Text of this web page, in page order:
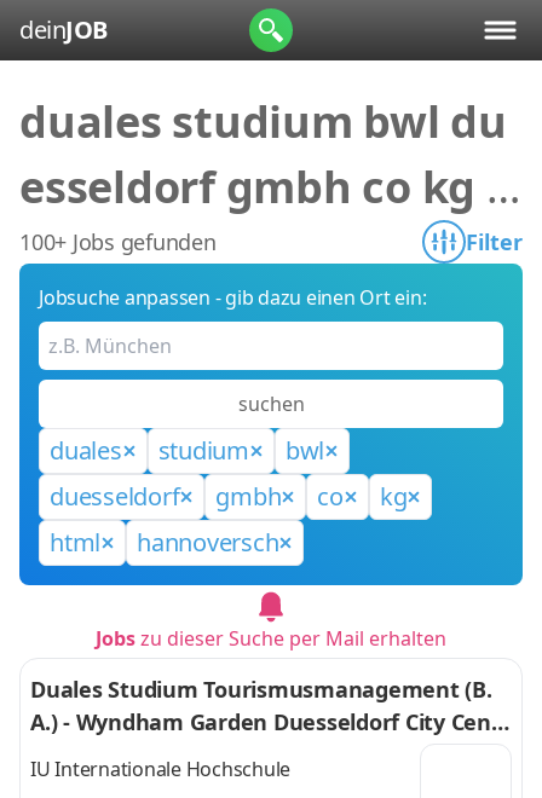
deinJOB
duales studium bwl du
esseldorf gmbh co kg h
tml hannoversch
100+ Jobs gefunden Filter
Jobsuche anpassen - gib dazu einen Ort ein:
suchen
duales studium
bwl
duesseldorf
gmbh co
kg
html
hannoversch
Jobszu dieser Suche per Mail erhalten
Duales Studium Tourismusmanagement (B.
A.) - Wyndham Garden Duesseldorf City Centr
e Koenigsallee Hotel
IU Internationale Hochschule